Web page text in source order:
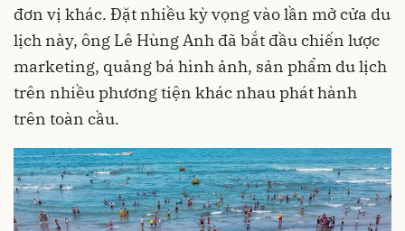
đơn vị khác. Đặt nhiều kỳ vọng vào lần mở cửa du
lịch này, ông Lê Hùng Anh đã bắt đầu chiến lược
marketing, quảng bá hình ảnh, sản phẩm du lịch
trên nhiều phương tiện khác nhau phát hành
trên toàn cầu.